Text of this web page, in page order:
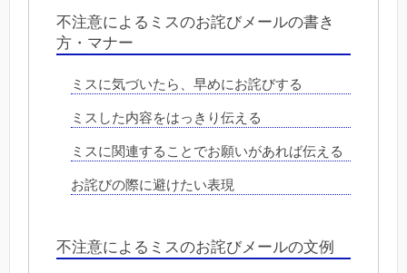
不注意によるミスのお詫びメールの書き
方・マナー
ミスに気づいたら、早めにお詫びする
ミスした内容をはっきり伝える
ミスに関連することでお願いがあれば伝える
お詫びの際に避けたい表現
不注意によるミスのお詫びメールの文例